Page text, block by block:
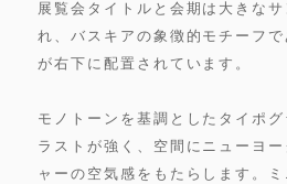
展覧会タイトルと会期は大きな
れ、バスキアの象徴的モチーフで
が右下に配置されています。
モノトーンを基調としたタイポ
ラストが強く、空間にニューヨ
ャーの空気感をもたらします。